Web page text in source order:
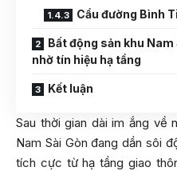
Cầu đường Bình
Bất động sản khu
nhờ tín hiệu hạ tầng
Kết luận
Sau thời gian dài im ắng về
Nam Sài Gòn đang dần sôi
tích cực từ hạ tầng giao